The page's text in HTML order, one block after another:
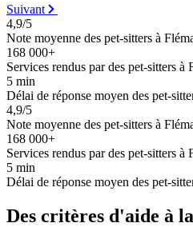
Suivant
4,9/5
Note moyenne des pet-sitters à
168 000+
Services rendus par des pet-sitters à
5 min
Délai de réponse moyen des pet-
4,9/5
Note moyenne des pet-sitters à
168 000+
Services rendus par des pet-sitters à
5 min
Délai de réponse moyen des pet-
Des critères d'aide à